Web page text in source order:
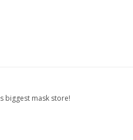
biggest mask store!